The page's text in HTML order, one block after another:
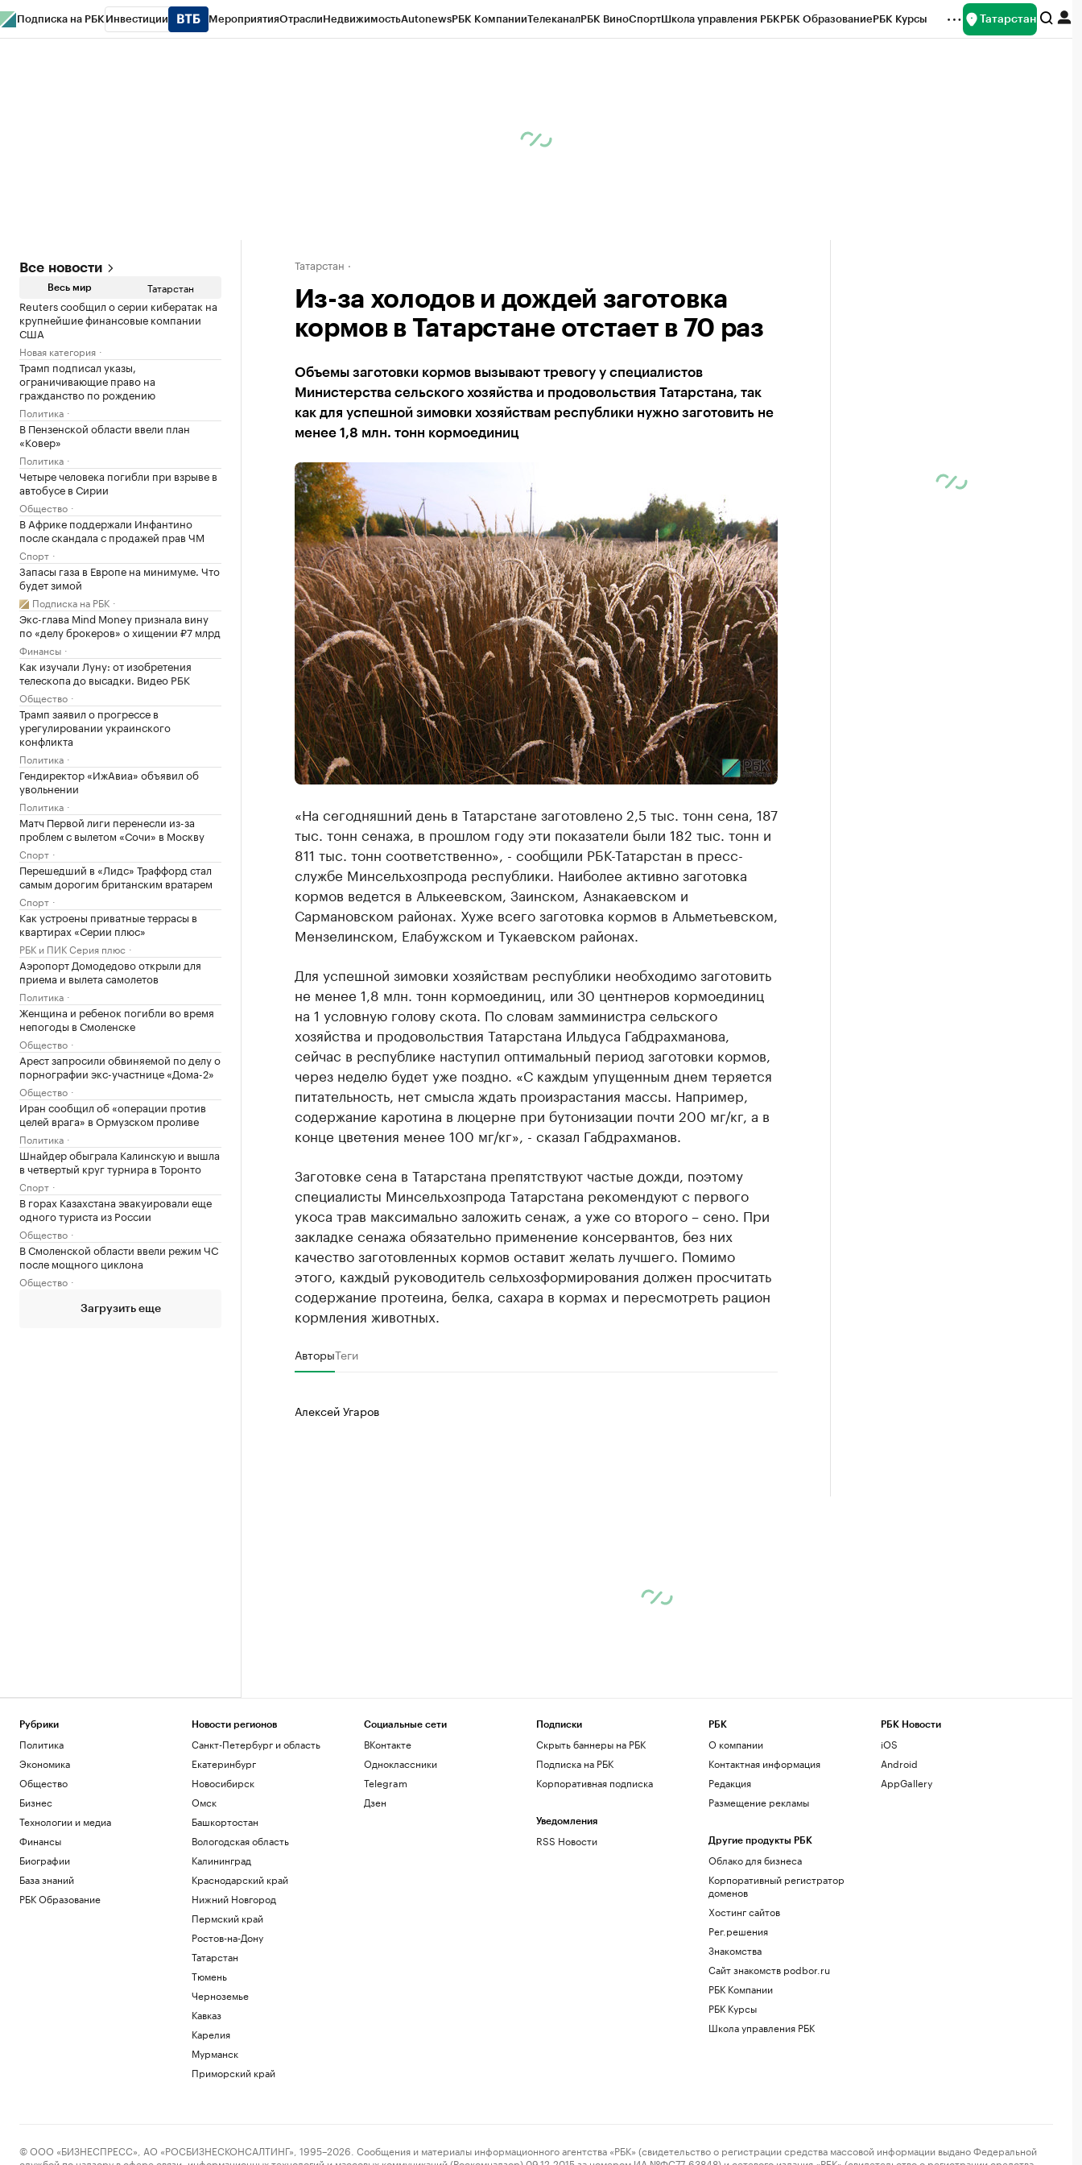
Подписка на РБК Инвестиции МероприятияОтраслиНедвижимостьAutonewsРБК КомпанииТелеканалРБК ВиноСпортШкола управления РБКРБК ОбразованиеРБК Курсы Татарстан
Все новости
Весь мир Татарстан
Reuters сообщил о серии кибератак на
крупнейшие финансовые компании
США
Новая категория
Трамп подписал указы,
ограничивающие право на
гражданство по рождению
Политика
В Пензенской области ввели план
«Ковер»
Политика
Четыре человека погибли при взрыве в
автобусе в Сирии
Общество
В Африке поддержали Инфантино
после скандала с продажей прав ЧМ
Спорт
Запасы газа в Европе на минимуме. Что
будет зимой
Подписка на РБК
Экс-глава Mind Money признала вину
по «делу брокеров» о хищении ₽7 млрд
Финансы
Как изучали Луну: от изобретения
телескопа до высадки. Видео РБК
Общество
Трамп заявил о прогрессе в
урегулировании украинского
конфликта
Политика
Гендиректор «ИжАвиа» объявил об
увольнении
Политика
Матч Первой лиги перенесли из-за
проблем с вылетом «Сочи» в Москву
Спорт
Перешедший в «Лидс» Траффорд стал
самым дорогим британским вратарем
Спорт
Как устроены приватные террасы в
квартирах «Серии плюс»
РБК и ПИК Серия плюс
Аэропорт Домодедово открыли для
приема и вылета самолетов
Политика
Женщина и ребенок погибли во время
непогоды в Смоленске
Общество
Арест запросили обвиняемой по делу о
порнографии экс-участнице «Дома-2»
Общество
Иран сообщил об «операции против
целей врага» в Ормузском проливе
Политика
Шнайдер обыграла Калинскую и вышла
в четвертый круг турнира в Торонто
Спорт
В горах Казахстана эвакуировали еще
одного туриста из России
Общество
В Смоленской области ввели режим ЧС
после мощного циклона
Общество
Загрузить еще
Татарстан
Из-за холодов и дождей заготовка
кормов в Татарстане отстает в 70 раз
Объемы заготовки кормов вызывают тревогу у специалистов
Министерства сельского хозяйства и продовольствия Татарстана, так
как для успешной зимовки хозяйствам республики нужно заготовить не
менее 1,8 млн. тонн кормоединиц
«На сегодняшний день в Татарстане заготовлено 2,5 тыс. тонн сена, 187
тыс. тонн сенажа, в прошлом году эти показатели были 182 тыс. тонн и
811 тыс. тонн соответственно», - сообщили РБК-Татарстан в пресс-
службе Минсельхозпрода республики. Наиболее активно заготовка
кормов ведется в Алькеевском, Заинском, Азнакаевском и
Сармановском районах. Хуже всего заготовка кормов в Альметьевском,
Мензелинском, Елабужском и Тукаевском районах.
Для успешной зимовки хозяйствам республики необходимо заготовить
не менее 1,8 млн. тонн кормоединиц, или 30 центнеров кормоединиц
на 1 условную голову скота. По словам замминистра сельского
хозяйства и продовольствия Татарстана Ильдуса Габдрахманова,
сейчас в республике наступил оптимальный период заготовки кормов,
через неделю будет уже поздно. «С каждым упущенным днем теряется
питательность, нет смысла ждать произрастания массы. Например,
содержание каротина в люцерне при бутонизации почти 200 мг/кг, а в
конце цветения менее 100 мг/кг», - сказал Габдрахманов.
Заготовке сена в Татарстана препятствуют частые дожди, поэтому
специалисты Минсельхозпрода Татарстана рекомендуют с первого
укоса трав максимально заложить сенаж, а уже со второго – сено. При
закладке сенажа обязательно применение консервантов, без них
качество заготовленных кормов оставит желать лучшего. Помимо
этого, каждый руководитель сельхозформирования должен просчитать
содержание протеина, белка, сахара в кормах и пересмотреть рацион
кормления животных.
АвторыТеги
Алексей Угаров
Рубрики
Политика
Экономика
Общество
Бизнес
Технологии и медиа
Финансы
Биографии
База знаний
РБК Образование
Новости регионов
Санкт-Петербург и область
Екатеринбург
Новосибирск
Омск
Башкортостан
Вологодская область
Калининград
Краснодарский край
Нижний Новгород
Пермский край
Ростов-на-Дону
Татарстан
Тюмень
Черноземье
Кавказ
Карелия
Мурманск
Приморский край
Социальные сети
ВКонтакте
Одноклассники
Telegram
Дзен
Подписки
Скрыть баннеры на РБК
Подписка на РБК
Корпоративная подписка
Уведомления
RSS Новости
РБК
О компании
Контактная информация
Редакция
Размещение рекламы
Другие продукты РБК
Облако для бизнеса
Корпоративный регистратор
доменов
Хостинг сайтов
Рег.решения
Знакомства
Сайт знакомств podbor.ru
РБК Компании
РБК Курсы
Школа управления РБК
РБК Новости
iOS
Android
AppGallery
© ООО «БИЗНЕСПРЕСС», АО «РОСБИЗНЕСКОНСАЛТИНГ», 1995–2026. Сообщения и материалы информационного агентства «РБК» (свидетельство о регистрации средства массовой информации выдано Федеральной